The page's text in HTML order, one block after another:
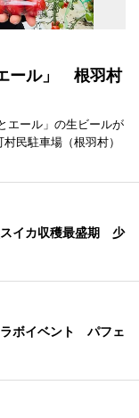
ール」 根羽村
エール」の生ビールが
民駐車場（根羽村）
スイカ収穫最盛期 少
ボイベント パフェ